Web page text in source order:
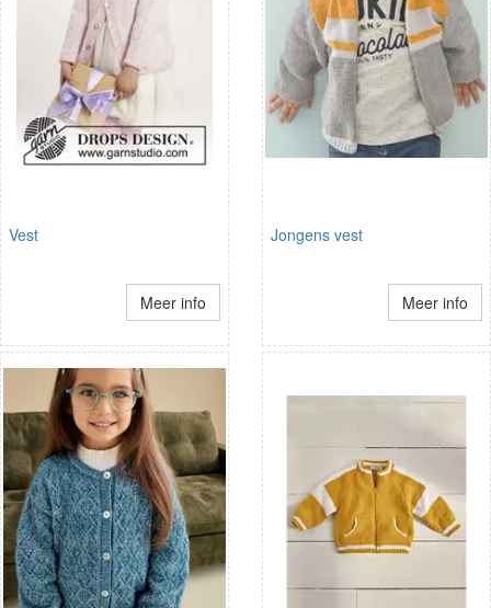
Vest
Meer info
Jongens vest
Meer info